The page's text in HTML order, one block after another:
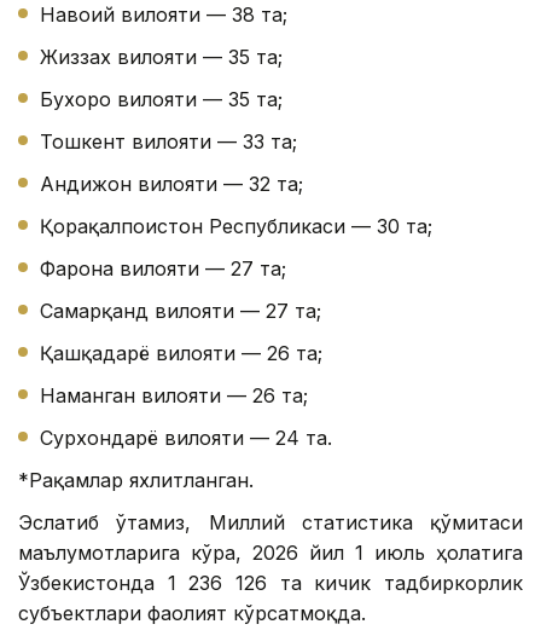
Навоий вилояти — 38 та;
Жиззах вилояти — 35 та;
Бухоро вилояти — 35 та;
Тошкент вилояти — 33 та;
Андижон вилояти — 32 та;
Қорақалпоғистон Республикаси — 30 та;
Фарғона вилояти — 27 та;
Самарқанд вилояти — 27 та;
Қашқадарё вилояти — 26 та;
Наманган вилояти — 26 та;
Сурхондарё вилояти — 24 та.
*Рақамлар яхлитланган.
Эслатиб ўтамиз, Миллий статистика қўмитаси
маълумотларига кўра, 2026 йил 1 июль ҳолатига
Ўзбекистонда 1 236 126 та кичик тадбиркорлик
субъектлари фаолият кўрсатмоқда.